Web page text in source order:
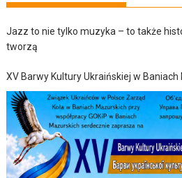
Jazz to nie tylko muzyka – to także
tworzą
XV Barwy Kultury Ukraińskiej w